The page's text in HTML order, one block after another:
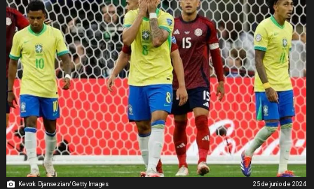
Kevork Djansezian/Getty Images 25 de junio de 2024